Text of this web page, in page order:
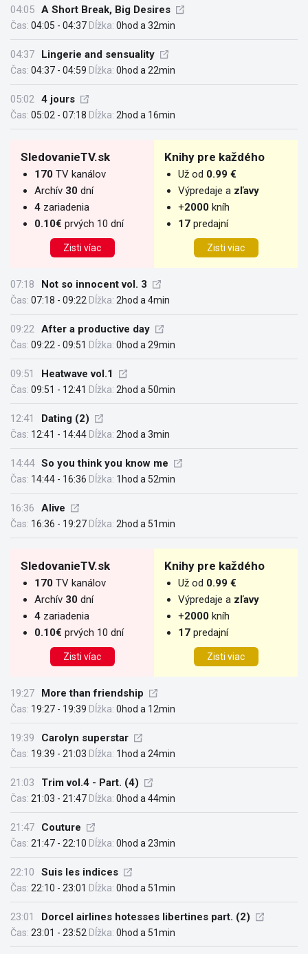
04:05 A Short Break, Big Desires
Čas: 04:05 - 04:37 Dĺžka: 0hod a 32min
04:37 Lingerie and sensuality
Čas: 04:37 - 04:59 Dĺžka: 0hod a 22min
05:02 4 jours
Čas: 05:02 - 07:18 Dĺžka: 2hod a 16min
SledovanieTV.sk
170 TV kanálov
Archív 30 dní
4 zariadenia
0.10€ prvých 10 dní
Zisti víac
Knihy pre každého
Už od 0.99 €
Výpredaje a zľavy
+2000 kníh
17 predajní
Zisti viac
07:18 Not so innocent vol. 3
Čas: 07:18 - 09:22 Dĺžka: 2hod a 4min
09:22 After a productive day
Čas: 09:22 - 09:51 Dĺžka: 0hod a 29min
09:51 Heatwave vol.1
Čas: 09:51 - 12:41 Dĺžka: 2hod a 50min
12:41 Dating (2)
Čas: 12:41 - 14:44 Dĺžka: 2hod a 3min
14:44 So you think you know me
Čas: 14:44 - 16:36 Dĺžka: 1hod a 52min
16:36 Alive
Čas: 16:36 - 19:27 Dĺžka: 2hod a 51min
SledovanieTV.sk
170 TV kanálov
Archív 30 dní
4 zariadenia
0.10€ prvých 10 dní
Zisti víac
Knihy pre každého
Už od 0.99 €
Výpredaje a zľavy
+2000 kníh
17 predajní
Zisti viac
19:27 More than friendship
Čas: 19:27 - 19:39 Dĺžka: 0hod a 12min
19:39 Carolyn superstar
Čas: 19:39 - 21:03 Dĺžka: 1hod a 24min
21:03 Trim vol.4 - Part. (4)
Čas: 21:03 - 21:47 Dĺžka: 0hod a 44min
21:47 Couture
Čas: 21:47 - 22:10 Dĺžka: 0hod a 23min
22:10 Suis les indices
Čas: 22:10 - 23:01 Dĺžka: 0hod a 51min
23:01 Dorcel airlines hotesses libertines part. (2)
Čas: 23:01 - 23:52 Dĺžka: 0hod a 51min